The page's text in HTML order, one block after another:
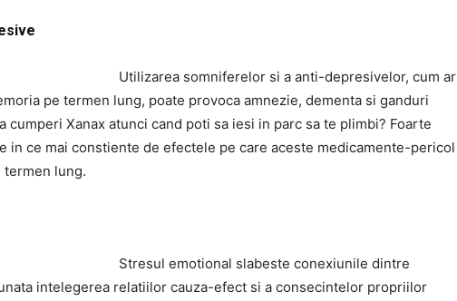
Utilizarea somniferelor si a anti-depresivelor, cum ar
pe termen lung, poate provoca amnezie, dementa si ganduri
cumperi Xanax atunci cand poti sa iesi in parc sa te plimbi? Foarte
in ce mai constiente de efectele pe care aceste medicamente-pericol
termen lung.
Stresul emotional slabeste conexiunile dintre
intelegerea relatiilor cauza-efect si a consecintelor propriilor